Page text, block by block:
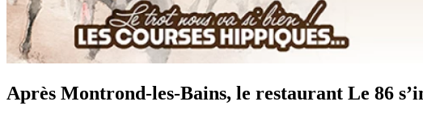
Après Montrond-les-Bains, le restaurant Le 86